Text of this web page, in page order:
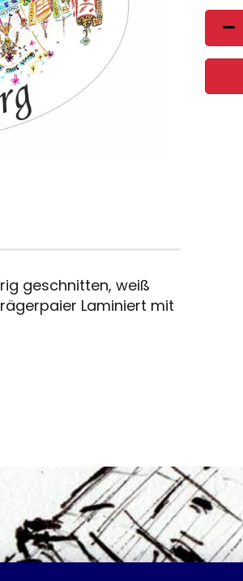
geschnitten, weiß
Laminiert mit